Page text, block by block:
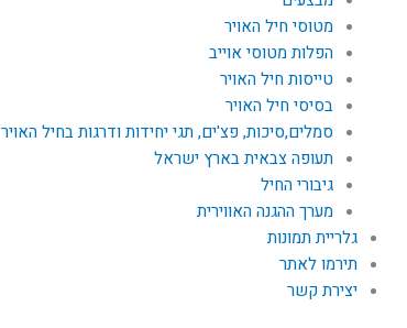
מטוסי חיל האויר
הפלות מטוסי אוייב
טייסות חיל האויר
בסיסי חיל האויר
סמלים,סיכות, פצ'ים, תגי יחידות ודרגות בחיל האויר
תעופה צבאית בארץ ישראל
גיבורי החיל
מערך ההגנה האווירית
גלריית תמונות
תירמו לאתר
יצירת קשר